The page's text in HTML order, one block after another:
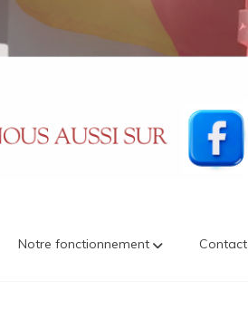
Notre fonctionnement Contact